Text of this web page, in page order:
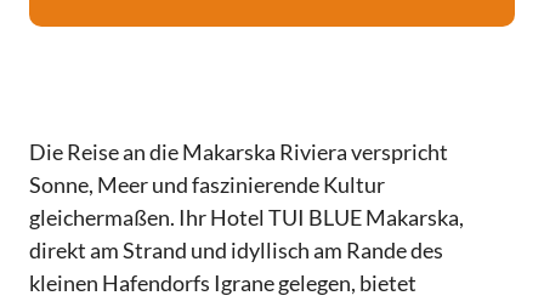
Die Reise an die Makarska Riviera verspricht
Sonne, Meer und faszinierende Kultur
gleichermaßen. Ihr Hotel TUI BLUE Makarska,
direkt am Strand und idyllisch am Rande des
kleinen Hafendorfs Igrane gelegen, bietet